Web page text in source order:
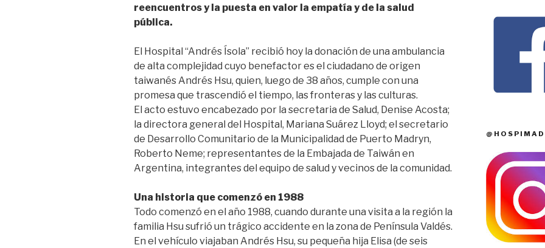
reencuentros y la puesta en valor la empatía y de la salud
pública.
El Hospital “Andrés Ísola” recibió hoy la donación de una ambulancia
de alta complejidad cuyo benefactor es el ciudadano de origen
taiwanés Andrés Hsu, quien, luego de 38 años, cumple con una
promesa que trascendió el tiempo, las fronteras y las culturas.
El acto estuvo encabezado por la secretaria de Salud, Denise Acosta;
la directora general del Hospital, Mariana Suárez Lloyd; el secretario
de Desarrollo Comunitario de la Municipalidad de Puerto Madryn,
Roberto Neme; representantes de la Embajada de Taiwán en
Argentina, integrantes del equipo de salud y vecinos de la comunidad.
Una historia que comenzó en 1988
Todo comenzó en el año 1988, cuando durante una visita a la región la
familia Hsu sufrió un trágico accidente en la zona de Península Valdés.
En el vehículo viajaban Andrés Hsu, su pequeña hija Elisa (de seis